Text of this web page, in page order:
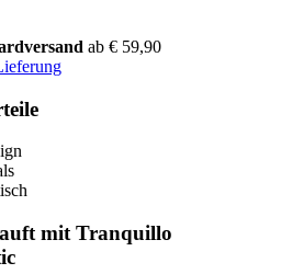
ab € 59,90
mit Tranquillo